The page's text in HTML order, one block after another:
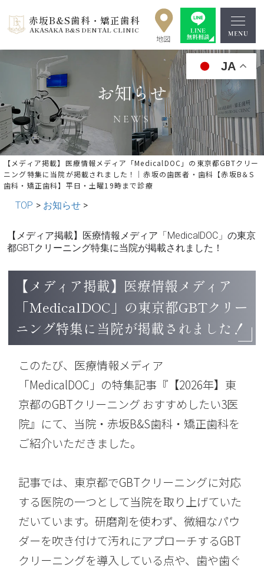
赤坂B&S歯科・矯正歯科
AKASAKA B&S DENTAL CLINIC
JA
お知らせ
NEWS
【メディア掲載】医療情報メディア「MedicalDOC」の東京都GBTクリー
ニング特集に当院が掲載されました！｜赤坂の歯医者・歯科【赤坂B＆S
歯科・矯正歯科】平日・土曜19時まで診療
TOP > お知らせ >
【メディア掲載】医療情報メディア「MedicalDOC」の東京
都GBTクリーニング特集に当院が掲載されました！
« 前の記事へ │記事一覧│ 次の記事へ »
【メディア掲載】医療情報メディア
「MedicalDOC」の東京都GBTクリー
ニング特集に当院が掲載されました！
このたび、医療情報メディア
「MedicalDOC」の特集記事『【2026年】東
京都のGBTクリーニング おすすめしたい3医
院』にて、当院・赤坂B&S歯科・矯正歯科を
ご紹介いただきました。
記事では、東京都でGBTクリーニングに対応
する医院の一つとして当院を取り上げていた
だいています。研磨剤を使わず、微細なパウ
ダーを吹き付けて汚れにアプローチするGBT
クリーニングを導入している点や、歯や歯ぐ